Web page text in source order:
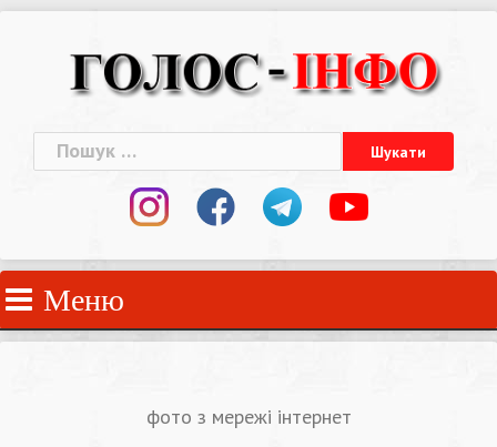
Пошук:
Меню
фото з мережі інтернет